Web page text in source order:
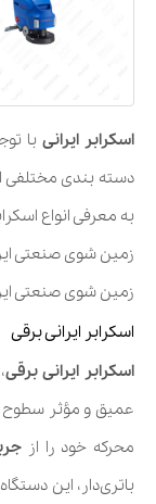
اسکرابر ایرانی با
دسته بندی مختلفی
به معرفی انواع
زمین شوی صنعتی
زمین شوی صنعتی
اسکرابر ایرانی برقی
اسکرابر ایرانی برقی
عمیق و مؤثر سطوح
محرکه خود را از
باتری‌دار، این